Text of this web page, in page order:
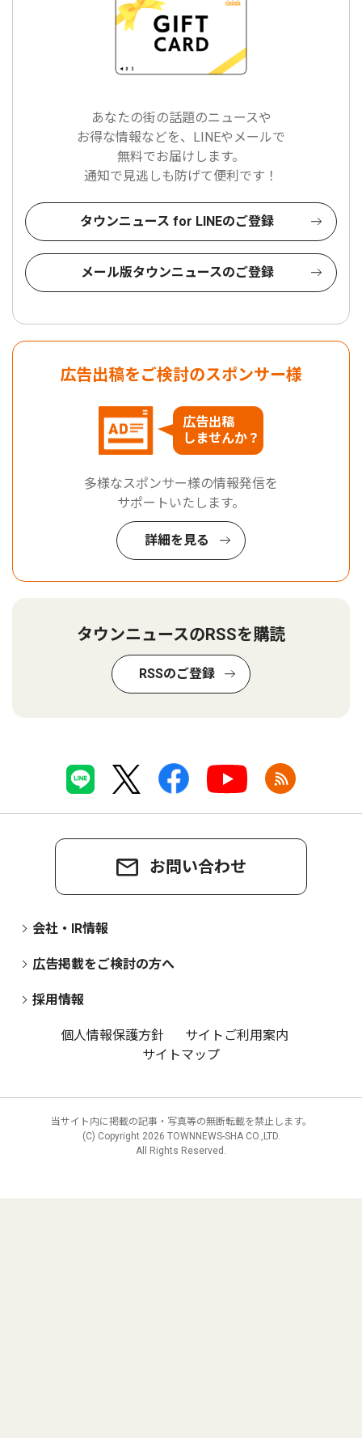
あなたの街の話題のニュースや
お得な情報などを、LINEやメールで
無料でお届けします。
通知で見逃しも防げて便利です！
タウンニュース for LINEのご登録
メール版タウンニュースのご登録
広告出稿をご検討のスポンサー様
広告出稿
しませんか？
多様なスポンサー様の情報発信を
サポートいたします。
詳細を見る
タウンニュースのRSSを購読
RSSのご登録
お問い合わせ
会社・IR情報
広告掲載をご検討の方へ
採用情報
個人情報保護方針
サイトご利用案内
サイトマップ
当サイト内に掲載の記事・写真等の無断転載を禁止します。
(C) Copyright 2026 TOWNNEWS-SHA CO.,LTD.
All Rights Reserved.